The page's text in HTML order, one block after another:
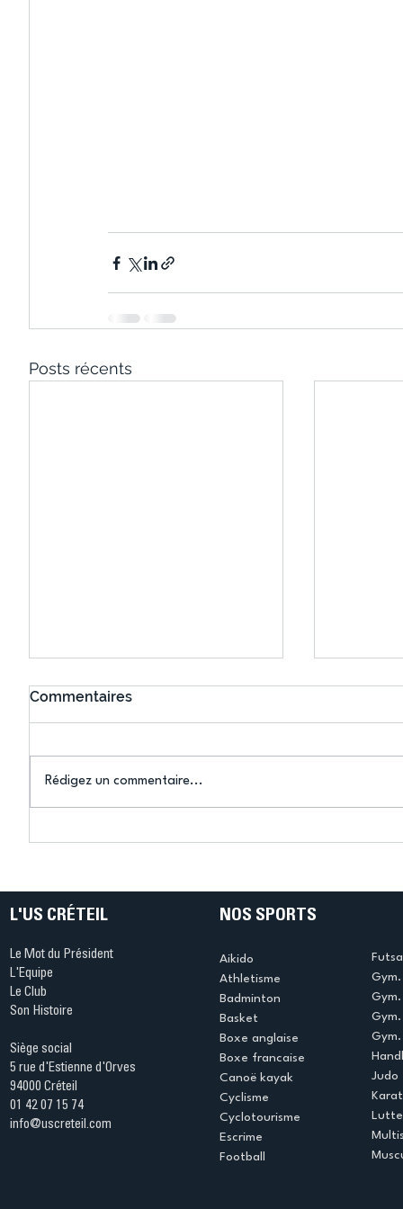
Posts récents
Ping ? Quand le tennis de
termine
Commentaires
Rédigez un commentaire...
L'US CRÉTEIL
Le Mot du Président
L'Equipe
Le Club
Son Histoire
Siège social
5 rue d'Estienne d'Orves
94000 Créteil
01 42 07 15 74
info@uscreteil.com
NOS SPORTS
Aikido
Athletisme
Badminton
Basket
Boxe anglaise
Boxe francaise
Canoë kayak
Cyclisme
Cyclotourisme
Escrime
Football
Judo
Lutte